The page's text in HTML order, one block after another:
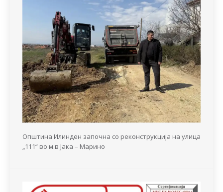
Општина Илинден започна со реконструкција на улица
„111“ во м.в Јака – Марино